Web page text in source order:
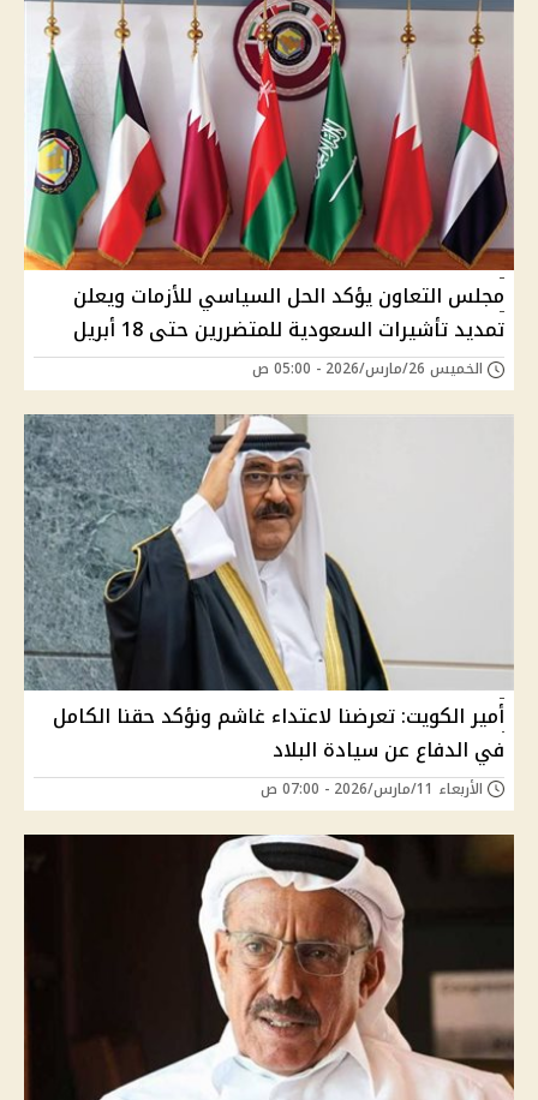
مجلس التعاون يؤكد الحل السياسي للأزمات ويعلن
تمديد تأشيرات السعودية للمتضررين حتى 18 أبريل
الخميس 26/مارس/2026 - 05:00 ص
أمير الكويت: تعرضنا لاعتداء غاشم ونؤكد حقنا الكامل
في الدفاع عن سيادة البلاد
الأربعاء 11/مارس/2026 - 07:00 ص